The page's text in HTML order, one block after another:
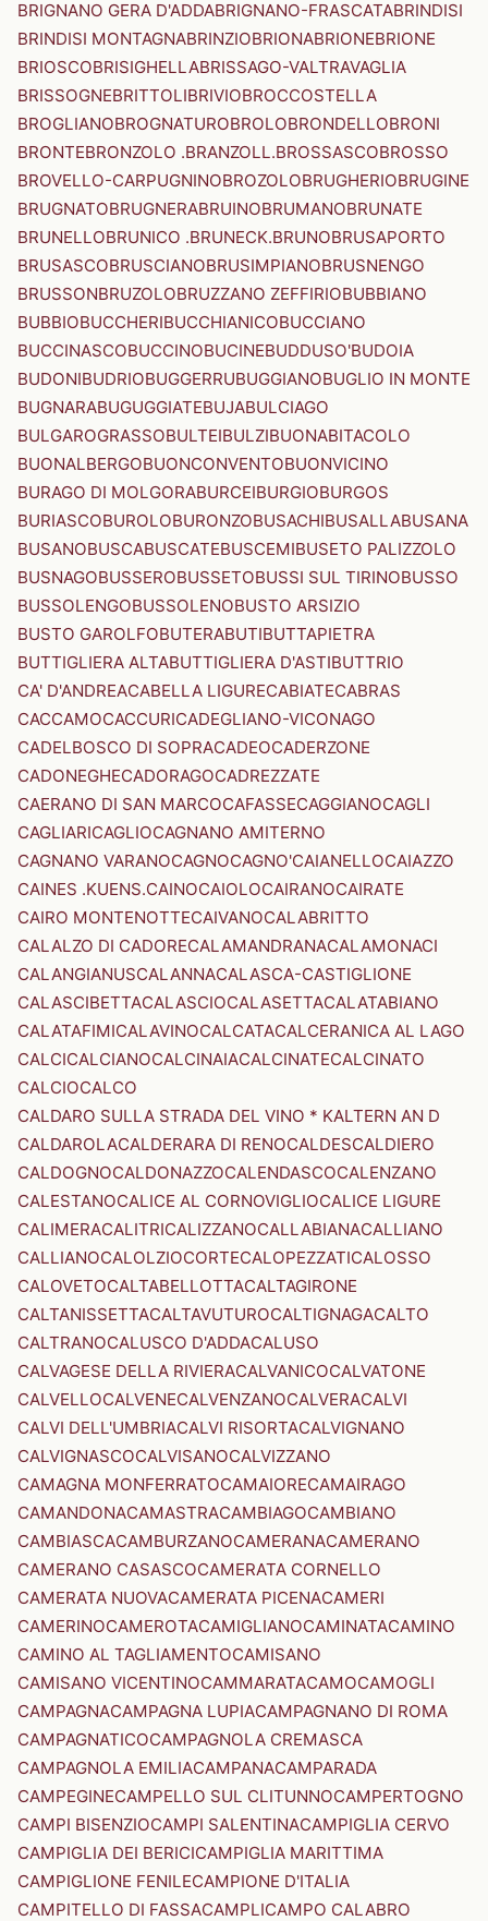
BRIGNANO GERA D'ADDABRIGNANO-FRASCATABRINDISI
BRINDISI MONTAGNABRINZIOBRIONABRIONEBRIONE
BRIOSCOBRISIGHELLABRISSAGO-VALTRAVAGLIA
BRISSOGNEBRITTOLIBRIVIOBROCCOSTELLA
BROGLIANOBROGNATUROBROLOBRONDELLOBRONI
BRONTEBRONZOLO .BRANZOLL.BROSSASCOBROSSO
BROVELLO-CARPUGNINOBROZOLOBRUGHERIOBRUGINE
BRUGNATOBRUGNERABRUINOBRUMANOBRUNATE
BRUNELLOBRUNICO .BRUNECK.BRUNOBRUSAPORTO
BRUSASCOBRUSCIANOBRUSIMPIANOBRUSNENGO
BRUSSONBRUZOLOBRUZZANO ZEFFIRIOBUBBIANO
BUBBIOBUCCHERIBUCCHIANICOBUCCIANO
BUCCINASCOBUCCINOBUCINEBUDDUSO'BUDOIA
BUDONIBUDRIOBUGGERRUBUGGIANOBUGLIO IN MONTE
BUGNARABUGUGGIATEBUJABULCIAGO
BULGAROGRASSOBULTEIBULZIBUONABITACOLO
BUONALBERGOBUONCONVENTOBUONVICINO
BURAGO DI MOLGORABURCEIBURGIOBURGOS
BURIASCOBUROLOBURONZOBUSACHIBUSALLABUSANA
BUSANOBUSCABUSCATEBUSCEMIBUSETO PALIZZOLO
BUSNAGOBUSSEROBUSSETOBUSSI SUL TIRINOBUSSO
BUSSOLENGOBUSSOLENOBUSTO ARSIZIO
BUSTO GAROLFOBUTERABUTIBUTTAPIETRA
BUTTIGLIERA ALTABUTTIGLIERA D'ASTIBUTTRIO
CA' D'ANDREACABELLA LIGURECABIATECABRAS
CACCAMOCACCURICADEGLIANO-VICONAGO
CADELBOSCO DI SOPRACADEOCADERZONE
CADONEGHECADORAGOCADREZZATE
CAERANO DI SAN MARCOCAFASSECAGGIANOCAGLI
CAGLIARICAGLIOCAGNANO AMITERNO
CAGNANO VARANOCAGNOCAGNO'CAIANELLOCAIAZZO
CAINES .KUENS.CAINOCAIOLOCAIRANOCAIRATE
CAIRO MONTENOTTECAIVANOCALABRITTO
CALALZO DI CADORECALAMANDRANACALAMONACI
CALANGIANUSCALANNACALASCA-CASTIGLIONE
CALASCIBETTACALASCIOCALASETTACALATABIANO
CALATAFIMICALAVINOCALCATACALCERANICA AL LAGO
CALCICALCIANOCALCINAIACALCINATECALCINATO
CALCIOCALCO
CALDARO SULLA STRADA DEL VINO * KALTERN AN D
CALDAROLACALDERARA DI RENOCALDESCALDIERO
CALDOGNOCALDONAZZOCALENDASCOCALENZANO
CALESTANOCALICE AL CORNOVIGLIOCALICE LIGURE
CALIMERACALITRICALIZZANOCALLABIANACALLIANO
CALLIANOCALOLZIOCORTECALOPEZZATICALOSSO
CALOVETOCALTABELLOTTACALTAGIRONE
CALTANISSETTACALTAVUTUROCALTIGNAGACALTO
CALTRANOCALUSCO D'ADDACALUSO
CALVAGESE DELLA RIVIERACALVANICOCALVATONE
CALVELLOCALVENECALVENZANOCALVERACALVI
CALVI DELL'UMBRIACALVI RISORTACALVIGNANO
CALVIGNASCOCALVISANOCALVIZZANO
CAMAGNA MONFERRATOCAMAIORECAMAIRAGO
CAMANDONACAMASTRACAMBIAGOCAMBIANO
CAMBIASCACAMBURZANOCAMERANACAMERANO
CAMERANO CASASCOCAMERATA CORNELLO
CAMERATA NUOVACAMERATA PICENACAMERI
CAMERINOCAMEROTACAMIGLIANOCAMINATACAMINO
CAMINO AL TAGLIAMENTOCAMISANO
CAMISANO VICENTINOCAMMARATACAMOCAMOGLI
CAMPAGNACAMPAGNA LUPIACAMPAGNANO DI ROMA
CAMPAGNATICOCAMPAGNOLA CREMASCA
CAMPAGNOLA EMILIACAMPANACAMPARADA
CAMPEGINECAMPELLO SUL CLITUNNOCAMPERTOGNO
CAMPI BISENZIOCAMPI SALENTINACAMPIGLIA CERVO
CAMPIGLIA DEI BERICICAMPIGLIA MARITTIMA
CAMPIGLIONE FENILECAMPIONE D'ITALIA
CAMPITELLO DI FASSACAMPLICAMPO CALABRO